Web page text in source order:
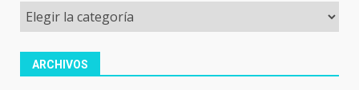
Categorías
ARCHIVOS